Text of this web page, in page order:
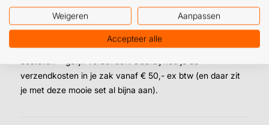
tot grotere openingen in plaatstaal of schakelkasten.
Bestel je stappenboren vandaag nog online en profiteer
van turboverzending: Op werkdagen vóór 16:00 uur
verzendkosten in je zak vanaf € 50,- ex btw (en daar zit
je met deze mooie set al bijna aan).
Weigeren Aanpassen
Accepteer alle